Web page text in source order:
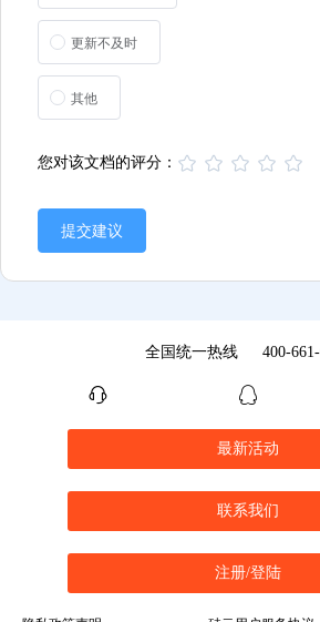
更新不及时
其他
您对该文档的评分：
提交建议
全国统一热线 400-
最新活动
联系我们
注册/登陆